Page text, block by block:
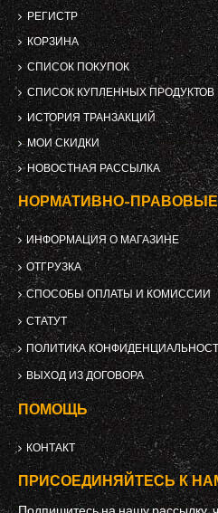
РЕГИСТР
КОРЗИНА
СПИСОК ПОКУПОК
СПИСОК КУПЛЕННЫХ ПРОДУКТОВ
ИСТОРИЯ ТРАНЗАКЦИЙ
МОИ СКИДКИ
НОВОСТНАЯ РАССЫЛКА
НОРМАТИВНО-
ИНФОРМАЦИЯ О МАГАЗИНЕ
ОТГРУЗКА
СПОСОБЫ ОПЛАТЫ И КОМИССИИ
СТАТУТ
ПОЛИТИКА
ВЫХОД ИЗ ДОГОВОРА
ПОМОЩЬ
КОНТАКТ
ПРИСОЕДИНЯЙТЕСЬ К